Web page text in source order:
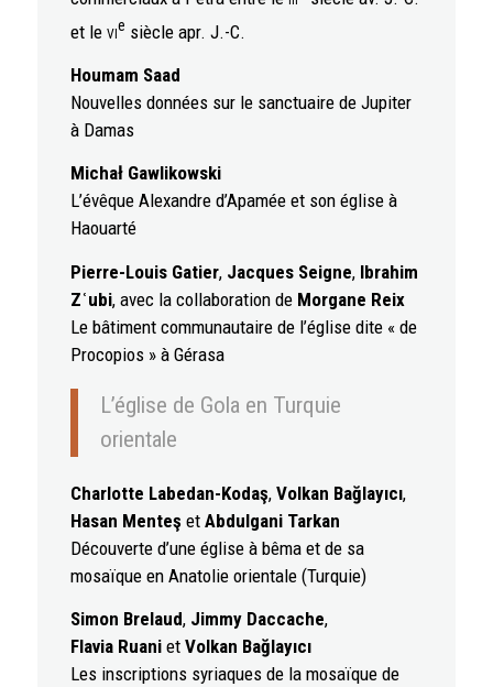
et le vie siècle apr. J.-C.
Houmam Saad
Nouvelles données sur le sanctuaire de Jupiter
à Damas
Michał Gawlikowski
L’évêque Alexandre d’Apamée et son église à
Haouarté
Pierre-Louis Gatier,Jacques Seigne,Ibrahim
Zʿubi, avec la collaboration deMorgane Reix
Le bâtiment communautaire de l’église dite « de
Procopios » à Gérasa
L’église de Gola en Turquie
orientale
Charlotte Labedan-Kodaş,Volkan Bağlayıcı,
Hasan Menteş etAbdulgani Tarkan
Découverte d’une église à bêma et de sa
mosaïque en Anatolie orientale (Turquie)
Simon Brelaud,Jimmy Daccache,
Flavia Ruani etVolkan Bağlayıcı
Les inscriptions syriaques de la mosaïque de